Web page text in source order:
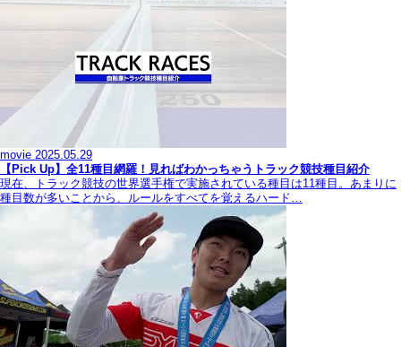
movie 2025.05.29
【Pick Up】全11種目網羅！見ればわかっちゃうトラック競技種目紹介
現在、トラック競技の世界選手権で実施されている種目は11種目。あまりに
種目数が多いことから、ルールをすべてを覚えるハード…